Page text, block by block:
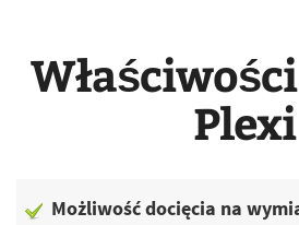
Plexi
Możliwość docięcia na